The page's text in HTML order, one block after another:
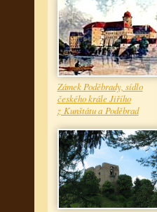
Zámek Poděbrady, sídlo
českého krále Jiřího
z Kunštátu a Poděbrad